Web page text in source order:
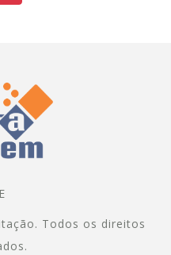
Todos os direitos